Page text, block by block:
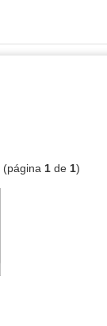
1de 1)